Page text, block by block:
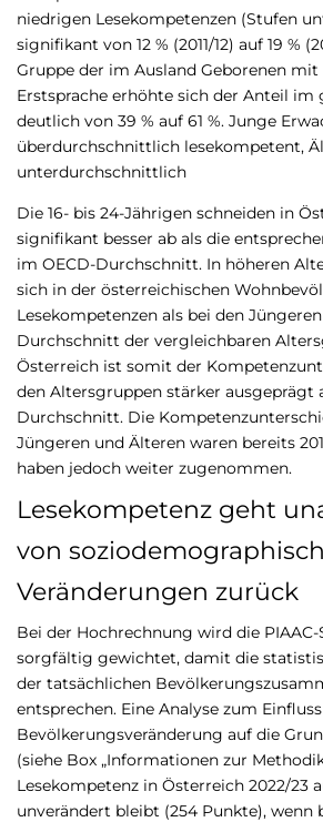
niedrigen Lesekompetenzen (Stufen
signifikant von 12 % (2011/12) auf 19 %
Gruppe der im Ausland Geborenen
Erstsprache erhöhte sich der Anteil im
deutlich von 39 % auf 61 %. Junge
überdurchschnittlich lesekompetent,
unterdurchschnittlich
Die 16- bis 24-Jährigen schneiden in
signifikant besser ab als die
im OECD-Durchschnitt. In höheren
sich in der österreichischen
Lesekompetenzen als bei den
Durchschnitt der vergleichbaren
Österreich ist somit der
den Altersgruppen stärker ausgeprägt
Durchschnitt. Die
Jüngeren und Älteren waren bereits
haben jedoch weiter zugenommen.
Lesekompetenz geht
von
Veränderungen zurück
Bei der Hochrechnung wird die
sorgfältig gewichtet, damit die
der tatsächlichen
entsprechen. Eine Analyse zum
Bevölkerungsveränderung auf die
(siehe Box „Informationen zur
Lesekompetenz in Österreich 2022/23
unverändert bleibt (254 Punkte), wenn